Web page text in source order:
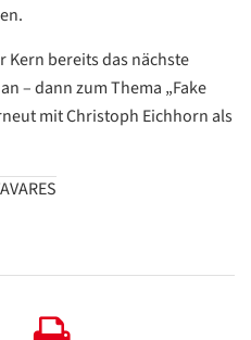
Kern bereits das nächste
– dann zum Thema „Fake
mit Christoph Eichhorn als